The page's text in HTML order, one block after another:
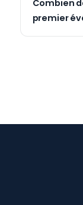
Combien
premier